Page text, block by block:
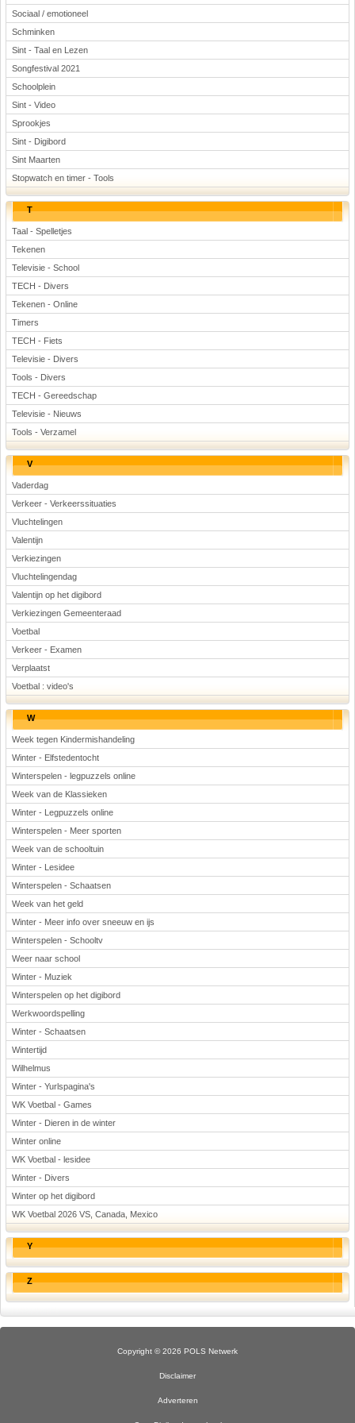
Sociaal / emotioneel
Schminken
Sint - Taal en Lezen
Songfestival 2021
Schoolplein
Sint - Video
Sprookjes
Sint - Digibord
Sint Maarten
Stopwatch en timer - Tools
T
Taal - Spelletjes
Tekenen
Televisie - School
TECH - Divers
Tekenen - Online
Timers
TECH - Fiets
Televisie - Divers
Tools - Divers
TECH - Gereedschap
Televisie - Nieuws
Tools - Verzamel
V
Vaderdag
Verkeer - Verkeerssituaties
Vluchtelingen
Valentijn
Verkiezingen
Vluchtelingendag
Valentijn op het digibord
Verkiezingen Gemeenteraad
Voetbal
Verkeer - Examen
Verplaatst
Voetbal : video's
W
Week tegen Kindermishandeling
Winter - Elfstedentocht
Winterspelen - legpuzzels online
Week van de Klassieken
Winter - Legpuzzels online
Winterspelen - Meer sporten
Week van de schooltuin
Winter - Lesidee
Winterspelen - Schaatsen
Week van het geld
Winter - Meer info over sneeuw en ijs
Winterspelen - Schooltv
Weer naar school
Winter - Muziek
Winterspelen op het digibord
Werkwoordspelling
Winter - Schaatsen
Wintertijd
Wilhelmus
Winter - Yurlspagina's
WK Voetbal - Games
Winter - Dieren in de winter
Winter online
WK Voetbal - lesidee
Winter - Divers
Winter op het digibord
WK Voetbal 2026 VS, Canada, Mexico
Y
Z
Copyright © 2026 POLS Netwerk
Disclaimer
Adverteren